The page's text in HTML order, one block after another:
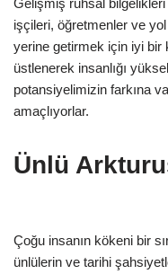
işçileri, öğretmenler ve
yerine getirmek için iyi bir
üstlenerek insanlığı
potansiyelimizin farkına
amaçlıyorlar.
Ünlü
Çoğu insanın kökeni bir
ünlülerin ve tarihi